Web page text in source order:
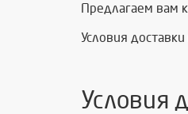
Предлагаем вам
Условия
Условия